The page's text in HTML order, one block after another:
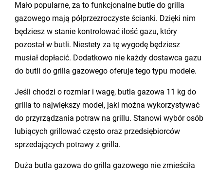
Mało popularne, za to funkcjonalne butle do grilla
gazowego mają półprzezroczyste ścianki. Dzięki nim
będziesz w stanie kontrolować ilość gazu, który
pozostał w butli. Niestety za tę wygodę będziesz
musiał dopłacić. Dodatkowo nie każdy dostawca gazu
do butli do grilla gazowego oferuje tego typu modele.
Jeśli chodzi o rozmiar i wagę, butla gazowa 11 kg do
grilla to największy model, jaki można wykorzystywać
do przyrządzania potraw na grillu. Stanowi wybór osób
lubiących grillować często oraz przedsiębiorców
sprzedających potrawy z grilla.
Duża butla gazowa do grilla gazowego nie zmieściła